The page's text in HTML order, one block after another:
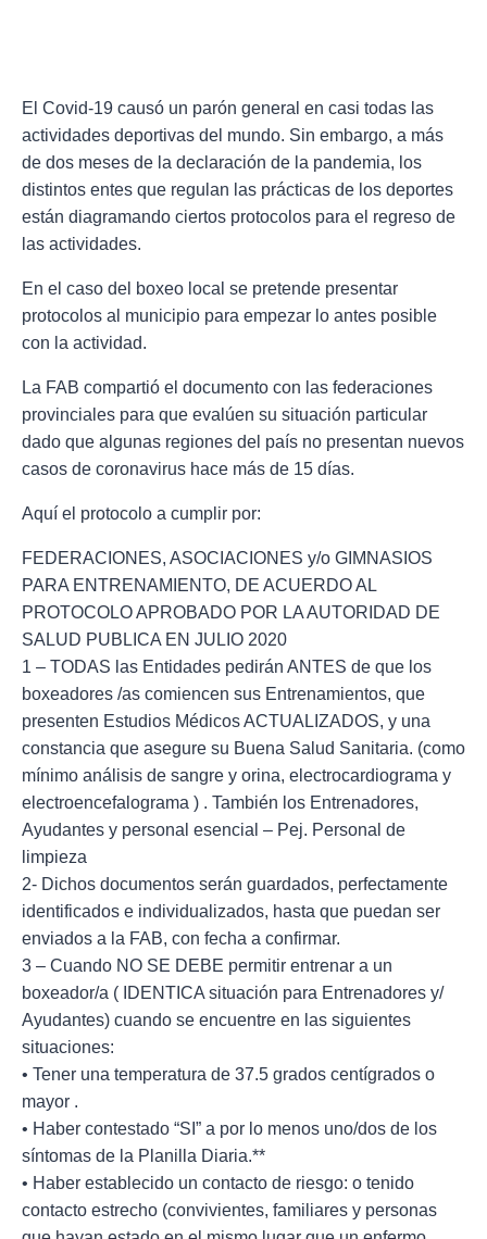
El Covid-19 causó un parón general en casi todas las
actividades deportivas del mundo. Sin embargo, a más
de dos meses de la declaración de la pandemia, los
distintos entes que regulan las prácticas de los deportes
están diagramando ciertos protocolos para el regreso de
las actividades.
En el caso del boxeo local se pretende presentar
protocolos al municipio para empezar lo antes posible
con la actividad.
La FAB compartió el documento con las federaciones
provinciales para que evalúen su situación particular
dado que algunas regiones del país no presentan nuevos
casos de coronavirus hace más de 15 días.
Aquí el protocolo a cumplir por:
FEDERACIONES, ASOCIACIONES y/o GIMNASIOS
PARA ENTRENAMIENTO, DE ACUERDO AL
PROTOCOLO APROBADO POR LA AUTORIDAD DE
SALUD PUBLICA EN JULIO 2020
1 – TODAS las Entidades pedirán ANTES de que los
boxeadores /as comiencen sus Entrenamientos, que
presenten Estudios Médicos ACTUALIZADOS, y una
constancia que asegure su Buena Salud Sanitaria. (como
mínimo análisis de sangre y orina, electrocardiograma y
electroencefalograma ) . También los Entrenadores,
Ayudantes y personal esencial – Pej. Personal de
limpieza
2- Dichos documentos serán guardados, perfectamente
identificados e individualizados, hasta que puedan ser
enviados a la FAB, con fecha a confirmar.
3 – Cuando NO SE DEBE permitir entrenar a un
boxeador/a ( IDENTICA situación para Entrenadores y/
Ayudantes) cuando se encuentre en las siguientes
situaciones:
• Tener una temperatura de 37.5 grados centígrados o
mayor .
• Haber contestado “SI” a por lo menos uno/dos de los
síntomas de la Planilla Diaria.**
• Haber establecido un contacto de riesgo: o tenido
contacto estrecho (convivientes, familiares y personas